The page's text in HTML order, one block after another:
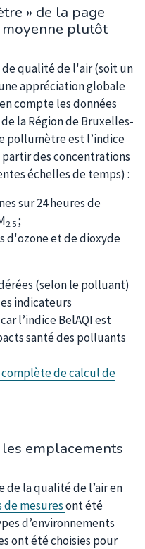
» de la page
plutôt
qualité de l'air (soit un
appréciation globale
compte les données
la Région de Bruxelles-
pollumètre est l’indice
des concentrations
échelles de temps) :
sur 24 heures de
2.5;
d'ozone et de dioxyde
(selon le polluant)
indicateurs
l’indice BelAQI est
santé des polluants
de calcul de
emplacements
de la qualité de l’air en
de mesuresont été
d’environnements
ont été choisies pour